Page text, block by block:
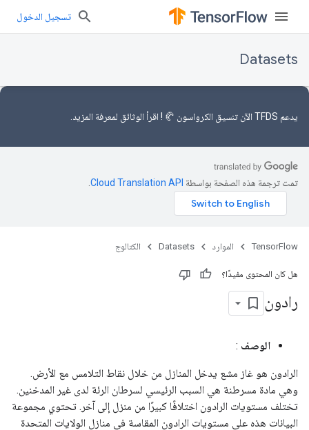
تسجيل الدخول
Datasets
يدعم TFDS الآن تنسيق الكرواسون 🥐 ! اقرأ الوثائق لمعرفة المزيد.
تمت ترجمة هذه الصفحة بواسطة Cloud Translation API‏
TensorFlow الموارد Datasets الكتالوج
هل كان المحتوى مفيدًا؟
رادون
الوصف :
الرادون هو غاز مشع يدخل المنازل من خلال نقاط التلامس مع الأرض.
وهي مادة مسرطنة هي السبب الرئيسي لسرطان الرئة لدى غير المدخنين.
تختلف مستويات الرادون اختلافًا كبيرًا من منزل إلى آخر. تحتوي مجموعة
البيانات هذه على مستويات الرادون المقاسة في منازل الولايات المتحدة